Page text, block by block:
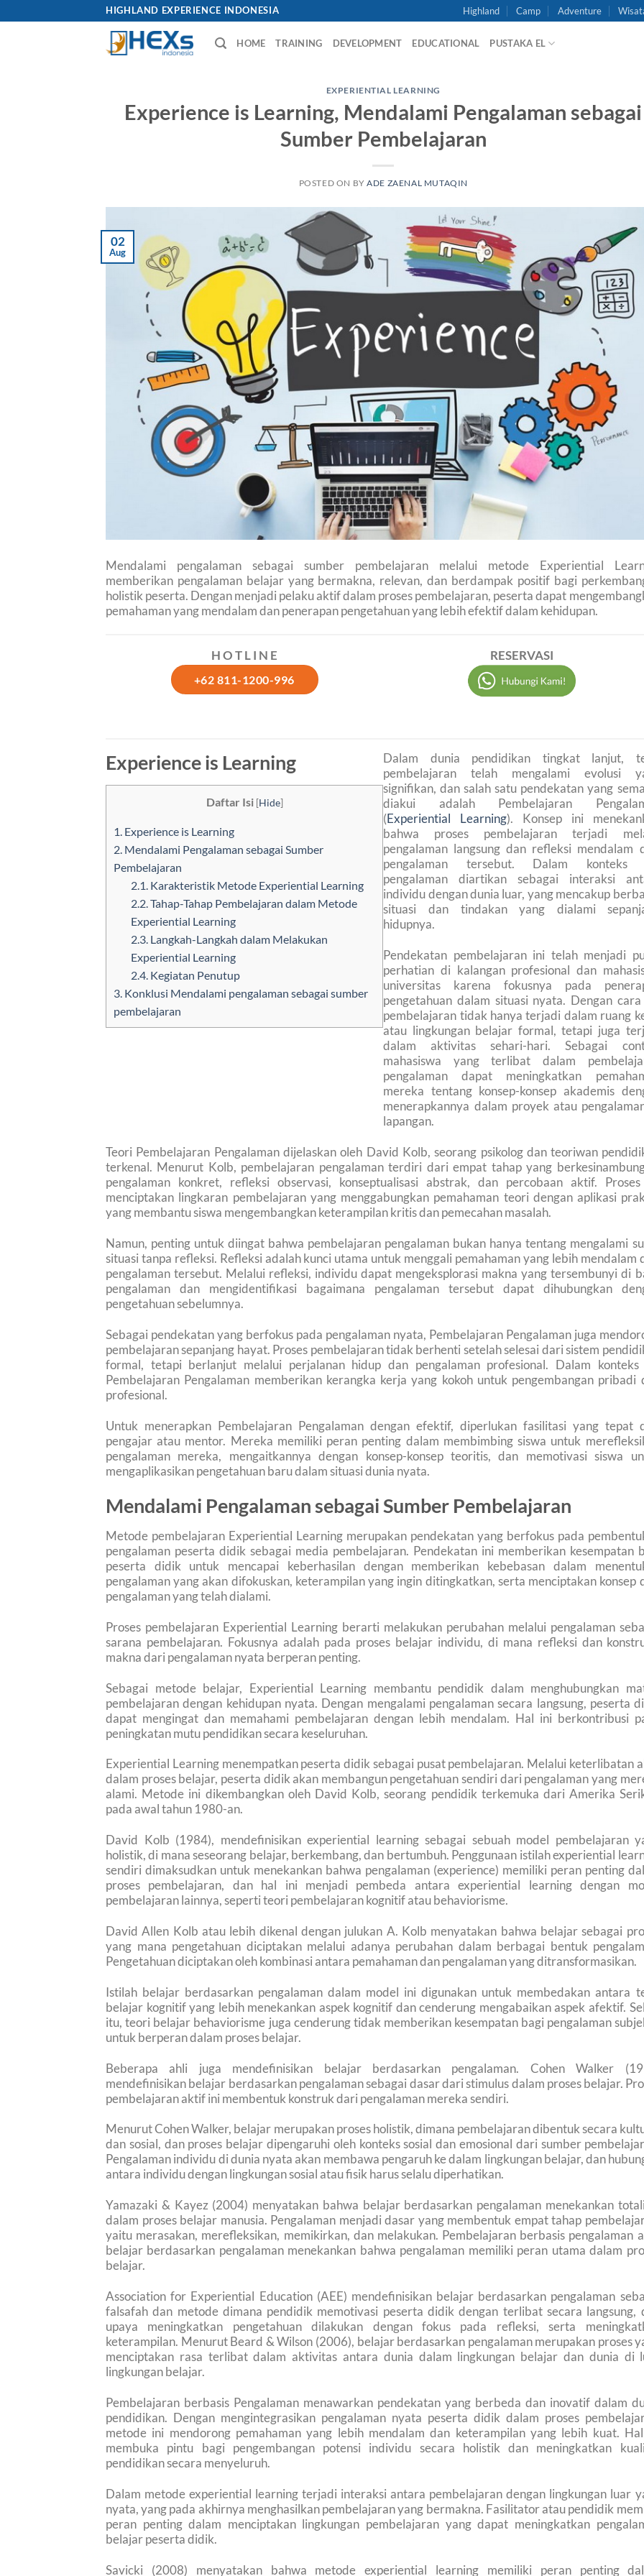
HIGHLAND EXPERIENCE INDONESIA Highland Camp Adventure
HOME TRAINING DEVELOPMENT EDUCATIONAL PUSTAKA EL
EXPERIENTIAL LEARNING
Experience is Learning, Mendalami Pengalaman sebagai
Sumber Pembelajaran
POSTED ON BYADE ZAENAL MUTAQIN
02
Aug
Mendalami pengalaman sebagai sumber pembelajaran melalui metode Experiential
memberikan pengalaman belajar yang bermakna, relevan, dan berdampak positif bagi
holistik peserta. Dengan menjadi pelaku aktif dalam proses pembelajaran, peserta dapat
pemahaman yang mendalam dan penerapan pengetahuan yang lebih efektif dalam kehidupan.
H O T L I N E
+62 811-1200-996
RESERVASI
Experience is Learning
Daftar Isi [Hide]
1. Experience is Learning
2. Mendalami Pengalaman sebagai Sumber
Pembelajaran
2.1.Karakteristik Metode Experiential Learning
2.2.Tahap-Tahap Pembelajaran dalam Metode
Experiential Learning
2.3.Langkah-Langkah dalam Melakukan
Experiential Learning
2.4.Kegiatan Penutup
3. Konklusi Mendalami pengalaman sebagai sumber
pembelajaran
Dalam dunia pendidikan tingkat lanjut,
pembelajaran telah mengalami evolusi
signifikan, dan salah satu pendekatan yang
diakui adalah Pembelajaran
(Experiential Learning). Konsep ini
bahwa proses pembelajaran terjadi
pengalaman langsung dan refleksi mendalam
pengalaman tersebut. Dalam konteks
pengalaman diartikan sebagai interaksi
individu dengan dunia luar, yang mencakup
situasi dan tindakan yang dialami
hidupnya.
Pendekatan pembelajaran ini telah menjadi
perhatian di kalangan profesional dan
universitas karena fokusnya pada
pengetahuan dalam situasi nyata. Dengan
pembelajaran tidak hanya terjadi dalam ruang
atau lingkungan belajar formal, tetapi juga
dalam aktivitas sehari-hari. Sebagai
mahasiswa yang terlibat dalam
pengalaman dapat meningkatkan
mereka tentang konsep-konsep akademis
menerapkannya dalam proyek atau
lapangan.
Teori Pembelajaran Pengalaman dijelaskan oleh David Kolb, seorang psikolog dan teoriwan
terkenal. Menurut Kolb, pembelajaran pengalaman terdiri dari empat tahap yang
pengalaman konkret, refleksi observasi, konseptualisasi abstrak, dan percobaan aktif.
menciptakan lingkaran pembelajaran yang menggabungkan pemahaman teori dengan aplikasi
yang membantu siswa mengembangkan keterampilan kritis dan pemecahan masalah.
Namun, penting untuk diingat bahwa pembelajaran pengalaman bukan hanya tentang mengalami
situasi tanpa refleksi. Refleksi adalah kunci utama untuk menggali pemahaman yang lebih mendalam
pengalaman tersebut. Melalui refleksi, individu dapat mengeksplorasi makna yang tersembunyi di
pengalaman dan mengidentifikasi bagaimana pengalaman tersebut dapat dihubungkan
pengetahuan sebelumnya.
Sebagai pendekatan yang berfokus pada pengalaman nyata, Pembelajaran Pengalaman juga
pembelajaran sepanjang hayat. Proses pembelajaran tidak berhenti setelah selesai dari sistem
formal, tetapi berlanjut melalui perjalanan hidup dan pengalaman profesional. Dalam konteks
Pembelajaran Pengalaman memberikan kerangka kerja yang kokoh untuk pengembangan pribadi
profesional.
Untuk menerapkan Pembelajaran Pengalaman dengan efektif, diperlukan fasilitasi yang tepat
pengajar atau mentor. Mereka memiliki peran penting dalam membimbing siswa untuk
pengalaman mereka, mengaitkannya dengan konsep-konsep teoritis, dan memotivasi siswa
mengaplikasikan pengetahuan baru dalam situasi dunia nyata.
Mendalami Pengalaman sebagai Sumber Pembelajaran
Metode pembelajaran Experiential Learning merupakan pendekatan yang berfokus pada
pengalaman peserta didik sebagai media pembelajaran. Pendekatan ini memberikan kesempatan
peserta didik untuk mencapai keberhasilan dengan memberikan kebebasan dalam
pengalaman yang akan difokuskan, keterampilan yang ingin ditingkatkan, serta menciptakan konsep
pengalaman yang telah dialami.
Proses pembelajaran Experiential Learning berarti melakukan perubahan melalui pengalaman
sarana pembelajaran. Fokusnya adalah pada proses belajar individu, di mana refleksi dan
makna dari pengalaman nyata berperan penting.
Sebagai metode belajar, Experiential Learning membantu pendidik dalam menghubungkan
pembelajaran dengan kehidupan nyata. Dengan mengalami pengalaman secara langsung, peserta
dapat mengingat dan memahami pembelajaran dengan lebih mendalam. Hal ini berkontribusi
peningkatan mutu pendidikan secara keseluruhan.
Experiential Learning menempatkan peserta didik sebagai pusat pembelajaran. Melalui keterlibatan
dalam proses belajar, peserta didik akan membangun pengetahuan sendiri dari pengalaman yang
alami. Metode ini dikembangkan oleh David Kolb, seorang pendidik terkemuka dari Amerika
pada awal tahun 1980-an.
David Kolb (1984), mendefinisikan experiential learning sebagai sebuah model pembelajaran
holistik, di mana seseorang belajar, berkembang, dan bertumbuh. Penggunaan istilah experiential
sendiri dimaksudkan untuk menekankan bahwa pengalaman (experience) memiliki peran penting
proses pembelajaran, dan hal ini menjadi pembeda antara experiential learning dengan
pembelajaran lainnya, seperti teori pembelajaran kognitif atau behaviorisme.
David Allen Kolb atau lebih dikenal dengan julukan A. Kolb menyatakan bahwa belajar sebagai
yang mana pengetahuan diciptakan melalui adanya perubahan dalam berbagai bentuk
Pengetahuan diciptakan oleh kombinasi antara pemahaman dan pengalaman yang ditransformasikan.
Istilah belajar berdasarkan pengalaman dalam model ini digunakan untuk membedakan antara
belajar kognitif yang lebih menekankan aspek kognitif dan cenderung mengabaikan aspek afektif.
itu, teori belajar behaviorisme juga cenderung tidak memberikan kesempatan bagi pengalaman
untuk berperan dalam proses belajar.
Beberapa ahli juga mendefinisikan belajar berdasarkan pengalaman. Cohen Walker
mendefinisikan belajar berdasarkan pengalaman sebagai dasar dari stimulus dalam proses belajar.
pembelajaran aktif ini membentuk konstruk dari pengalaman mereka sendiri.
Menurut Cohen Walker, belajar merupakan proses holistik, dimana pembelajaran dibentuk secara
dan sosial, dan proses belajar dipengaruhi oleh konteks sosial dan emosional dari sumber
Pengalaman individu di dunia nyata akan membawa pengaruh ke dalam lingkungan belajar, dan
antara individu dengan lingkungan sosial atau fisik harus selalu diperhatikan.
Yamazaki & Kayez (2004) menyatakan bahwa belajar berdasarkan pengalaman menekankan
dalam proses belajar manusia. Pengalaman menjadi dasar yang membentuk empat tahap
yaitu merasakan, merefleksikan, memikirkan, dan melakukan. Pembelajaran berbasis pengalaman
belajar berdasarkan pengalaman menekankan bahwa pengalaman memiliki peran utama dalam
belajar.
Association for Experiential Education (AEE) mendefinisikan belajar berdasarkan pengalaman
falsafah dan metode dimana pendidik memotivasi peserta didik dengan terlibat secara langsung,
upaya meningkatkan pengetahuan dilakukan dengan fokus pada refleksi, serta
keterampilan. Menurut Beard & Wilson (2006), belajar berdasarkan pengalaman merupakan proses
menciptakan rasa terlibat dalam aktivitas antara dunia dalam lingkungan belajar dan dunia di
lingkungan belajar.
Pembelajaran berbasis Pengalaman menawarkan pendekatan yang berbeda dan inovatif dalam
pendidikan. Dengan mengintegrasikan pengalaman nyata peserta didik dalam proses
metode ini mendorong pemahaman yang lebih mendalam dan keterampilan yang lebih kuat.
membuka pintu bagi pengembangan potensi individu secara holistik dan meningkatkan
pendidikan secara menyeluruh.
Dalam metode experiential learning terjadi interaksi antara pembelajaran dengan lingkungan luar
nyata, yang pada akhirnya menghasilkan pembelajaran yang bermakna. Fasilitator atau pendidik
peran penting dalam menciptakan lingkungan pembelajaran yang dapat meningkatkan
belajar peserta didik.
Savicki (2008) menyatakan bahwa metode experiential learning memiliki peran penting